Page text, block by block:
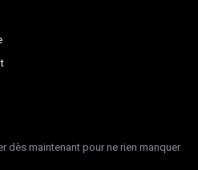
dès maintenant pour ne rien manquer